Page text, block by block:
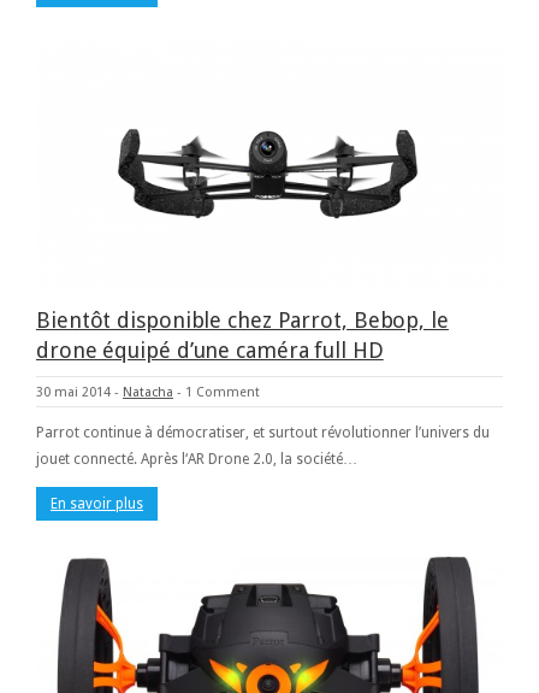
Bientôt disponible chez Parrot, Bebop, le
drone équipé d’une caméra full HD
30 mai 2014 - Natacha - 1 Comment
Parrot continue à démocratiser, et surtout révolutionner l’univers du
jouet connecté. Après l‘AR Drone 2.0, la société…
En savoir plus